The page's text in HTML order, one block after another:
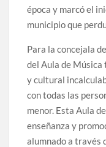
época y marcó el
municipio que
Para la concejala
del Aula de
y cultural
con todas las
menor. Esta Aula
enseñanza y
alumnado a través